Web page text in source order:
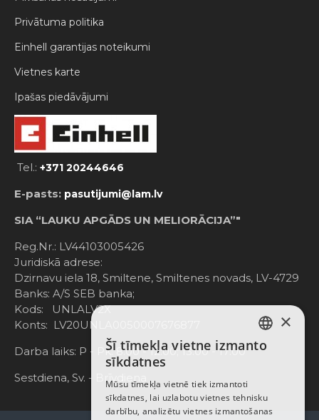
Privātuma politika
Einhell garantijas noteikumi
Vietnes karte
Ipašas piedāvājumi
Tel.: +371 20244646
E-pasts: pasutijumi@lam.lv
SIA “LAUKU APGĀDS UN MELIORĀCIJA”"
Reg.Nr.: LV44103005426
Juridiskā adrese:
Dzirnavu iela 18, Smiltene, Smiltenes novads, LV-4729
Banks: A/S SEB banka;
Kods: UNLALV2X
Konts: LV20UNLA0050007676877
Darba laiks: P - Pk. 8:00 - 12:00; 13:00 - 17:00
Sestdiena, Sv. - Brīvdiena
LATVIAN
ENGLISH
×
Šī tīmekļa vietne izmanto
sīkdatnes
Mūsu tīmekļa vietnē tiek izmantoti
sīkdatnes, lai uzlabotu vietnes tehnisku
darbību, analizētu vietnes izmantošanas